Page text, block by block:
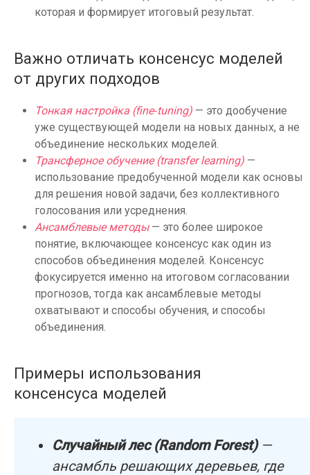
которая и формирует итоговый результат.
Важно отличать консенсус моделей
от других подходов
Тонкая настройка (fine‑tuning) — это дообучение
уже существующей модели на новых данных, а не
объединение нескольких моделей.
Трансферное обучение (transfer learning) —
использование предобученной модели как основы
для решения новой задачи, без коллективного
голосования или усреднения.
Ансамблевые методы— это более широкое
понятие, включающее консенсус как один из
способов объединения моделей. Консенсус
фокусируется именно на итоговом согласовании
прогнозов, тогда как ансамблевые методы
охватывают и способы обучения, и способы
объединения.
Примеры использования
консенсуса моделей
Случайный лес (Random Forest)—
ансамбль решающих деревьев, где